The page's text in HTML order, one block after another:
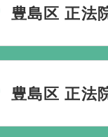
はなく、近年では
豊島区 正法
豊島区 正法